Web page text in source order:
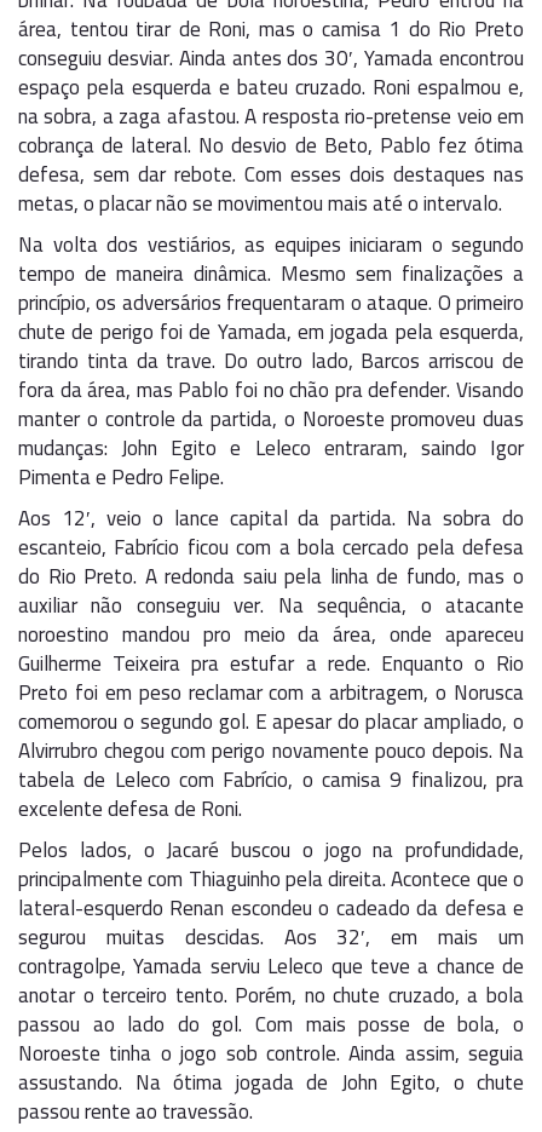
área, tentou tirar de Roni, mas o camisa 1 do Rio Preto
conseguiu desviar. Ainda antes dos 30′, Yamada encontrou
espaço pela esquerda e bateu cruzado. Roni espalmou e,
na sobra, a zaga afastou. A resposta rio-pretense veio em
cobrança de lateral. No desvio de Beto, Pablo fez ótima
defesa, sem dar rebote. Com esses dois destaques nas
metas, o placar não se movimentou mais até o intervalo.
Na volta dos vestiários, as equipes iniciaram o segundo
tempo de maneira dinâmica. Mesmo sem finalizações a
princípio, os adversários frequentaram o ataque. O primeiro
chute de perigo foi de Yamada, em jogada pela esquerda,
tirando tinta da trave. Do outro lado, Barcos arriscou de
fora da área, mas Pablo foi no chão pra defender. Visando
manter o controle da partida, o Noroeste promoveu duas
mudanças: John Egito e Leleco entraram, saindo Igor
Pimenta e Pedro Felipe.
Aos 12′, veio o lance capital da partida. Na sobra do
escanteio, Fabrício ficou com a bola cercado pela defesa
do Rio Preto. A redonda saiu pela linha de fundo, mas o
auxiliar não conseguiu ver. Na sequência, o atacante
noroestino mandou pro meio da área, onde apareceu
Guilherme Teixeira pra estufar a rede. Enquanto o Rio
Preto foi em peso reclamar com a arbitragem, o Norusca
comemorou o segundo gol. E apesar do placar ampliado, o
Alvirrubro chegou com perigo novamente pouco depois. Na
tabela de Leleco com Fabrício, o camisa 9 finalizou, pra
excelente defesa de Roni.
Pelos lados, o Jacaré buscou o jogo na profundidade,
principalmente com Thiaguinho pela direita. Acontece que o
lateral-esquerdo Renan escondeu o cadeado da defesa e
segurou muitas descidas. Aos 32′, em mais um
contragolpe, Yamada serviu Leleco que teve a chance de
anotar o terceiro tento. Porém, no chute cruzado, a bola
passou ao lado do gol. Com mais posse de bola, o
Noroeste tinha o jogo sob controle. Ainda assim, seguia
assustando. Na ótima jogada de John Egito, o chute
passou rente ao travessão.